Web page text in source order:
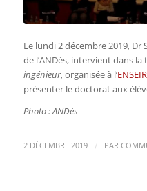
Le lundi 2 décembre 2019,
de l’ANDès, intervient dans
ingénieur, organisée à l’
présenter le doctorat aux
Photo : ANDès
2 DÉCEMBRE 2019 / PAR